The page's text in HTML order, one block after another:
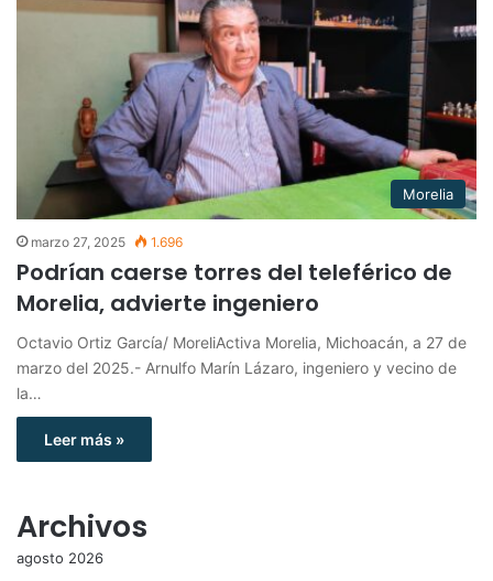
Morelia
marzo 27, 2025 1.696
Podrían caerse torres del teleférico de
Morelia, advierte ingeniero
Octavio Ortiz García/ MoreliActiva Morelia, Michoacán, a 27 de
marzo del 2025.- Arnulfo Marín Lázaro, ingeniero y vecino de
la…
Leer más »
Archivos
agosto 2026